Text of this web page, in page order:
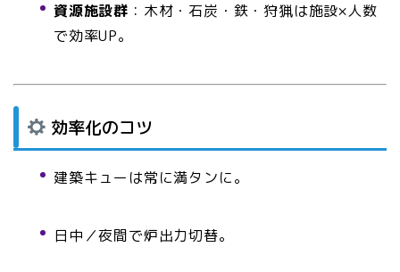
資源施設群 ：木材・石炭・鉄・狩猟は施設×人数
で効率UP。
効率化のコツ
建築キューは常に満タンに。
日中／夜間で炉出力切替。